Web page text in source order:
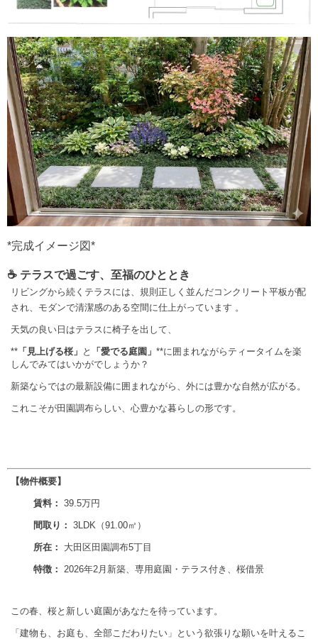
*完成イメージ図*
☕ テラスで過ごす、至福のひととき
リビングから続くテラスには、規則正しく並んだコンクリート平板が配
され、モダンで清潔感のある空間に仕上がっています 。
天気の良い日はテラスに椅子を出して、
** 「見上げる桜」 と 「愛でる庭園」 **に囲まれながらティータイムを楽
しんでみてはいかがでしょうか？
新築ならではの最新設備に囲まれながら、外には豊かな自然が広がる。
これこそが田園調布らしい、心豊かな暮らしの形です。
【物件概要】
賃料： 39.5万円
間取り： 3LDK（91.00㎡）
所在： 大田区田園調布5丁目
特徴： 2026年2月新築、専用庭園・テラス付き、桜借景
この春、桜と新しい庭園があなたを待っています。
「建物も、お庭も、全部こだわりたい」という欲張りな願いを叶えるこ